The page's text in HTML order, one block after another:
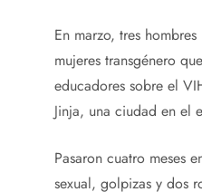
En marzo, tres
mujeres transgénero
educadores sobre el
Jinja, una ciudad en el
Pasaron cuatro meses
sexual, golpizas y dos